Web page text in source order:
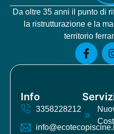
Da oltre 35 anni il punto di
la ristrutturazione e la
territorio
Info
3358228212